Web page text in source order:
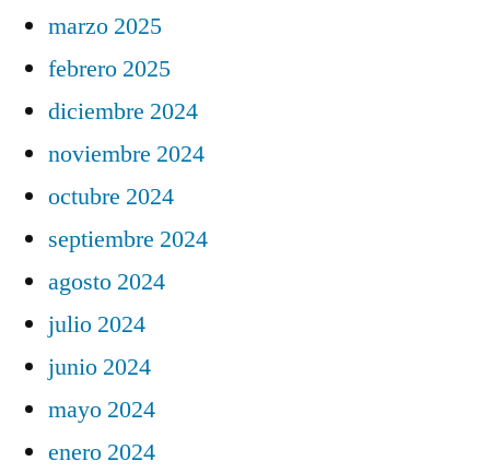
marzo 2025
febrero 2025
diciembre 2024
noviembre 2024
octubre 2024
septiembre 2024
agosto 2024
julio 2024
junio 2024
mayo 2024
enero 2024